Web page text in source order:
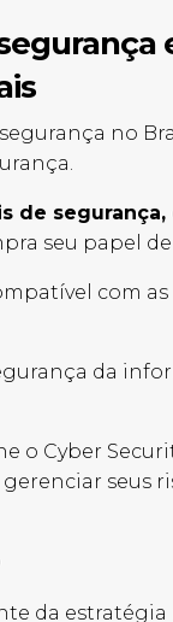
no
de segurança,
seu papel de
com
da
o Cyber
seus
da estratégia